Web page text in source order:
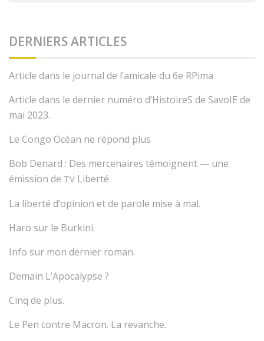
DERNIERS ARTICLES
Article dans le journal de l’amicale du 6e RPima
Article dans le dernier numéro d’HistoireS de SavoIE de
mai 2023.
Le Congo Océan ne répond plus
Bob Denard : Des mercenaires témoignent — une
émission de TV Liberté
La liberté d’opinion et de parole mise à mal.
Haro sur le Burkini.
Info sur mon dernier roman.
Demain L’Apocalypse ?
Cinq de plus.
Le Pen contre Macron. La revanche.